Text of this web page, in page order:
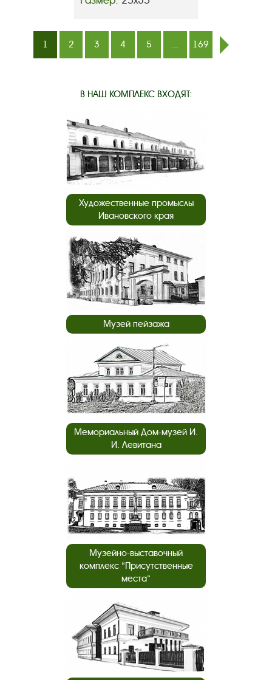
1 2 3 4 5 ...
169
В НАШ КОМПЛЕКС ВХОДЯТ:
Художественные промыслы
Ивановского края
Музей пейзажа
Мемориальный Дом-музей И.
И. Левитана
Музейно-выставочный
комплекс “Присутственные
места”